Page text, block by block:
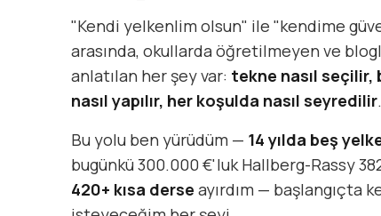
"Kendi yelkenlim olsun" ile "kendime
arasında, okullarda öğretilmeyen ve
anlatılan her şey var: tekne nasıl seçilir,
nasıl yapılır, her koşulda nasıl seyredilir.
Bu yolu ben yürüdüm — 14 yılda beş
bugünkü 300.000 €'luk Hallberg-Rassy
420+ kısa derse ayırdım — başlangıçta